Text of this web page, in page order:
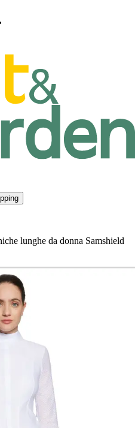
lunghe da donna Samshield